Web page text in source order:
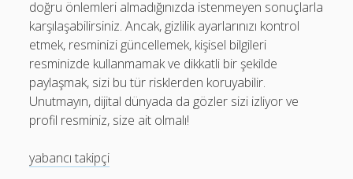
doğru önlemleri almadığınızda istenmeyen sonuçlarla
karşılaşabilirsiniz. Ancak, gizlilik ayarlarınızı kontrol
etmek, resminizi güncellemek, kişisel bilgileri
resminizde kullanmamak ve dikkatli bir şekilde
paylaşmak, sizi bu tür risklerden koruyabilir.
Unutmayın, dijital dünyada da gözler sizi izliyor ve
profil resminiz, size ait olmalı!
yabancı takipçi